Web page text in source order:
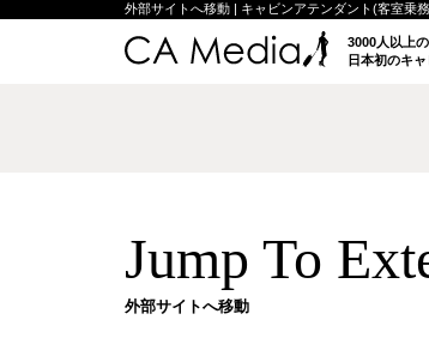
外部サイトへ移動 | キャビンアテンダント(客室乗
3000人以上
日本初のキ
Jump To
外部サイトへ移動